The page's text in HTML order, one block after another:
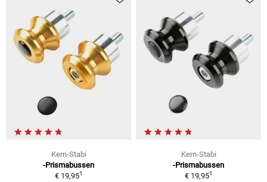
Kern-Stabi
-Prismabussen
€ 19,951
Kern-Stabi
-Prismabussen
€ 19,951